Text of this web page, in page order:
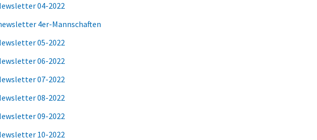
04-2022
4er-Mannschaften
05-2022
06-2022
07-2022
08-2022
09-2022
10-2022